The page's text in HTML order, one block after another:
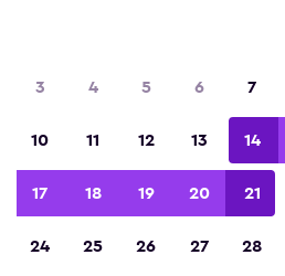
3 4 5 6 7
10 11 12 13 14
17 18 19 20 21
24 25 26 27 28